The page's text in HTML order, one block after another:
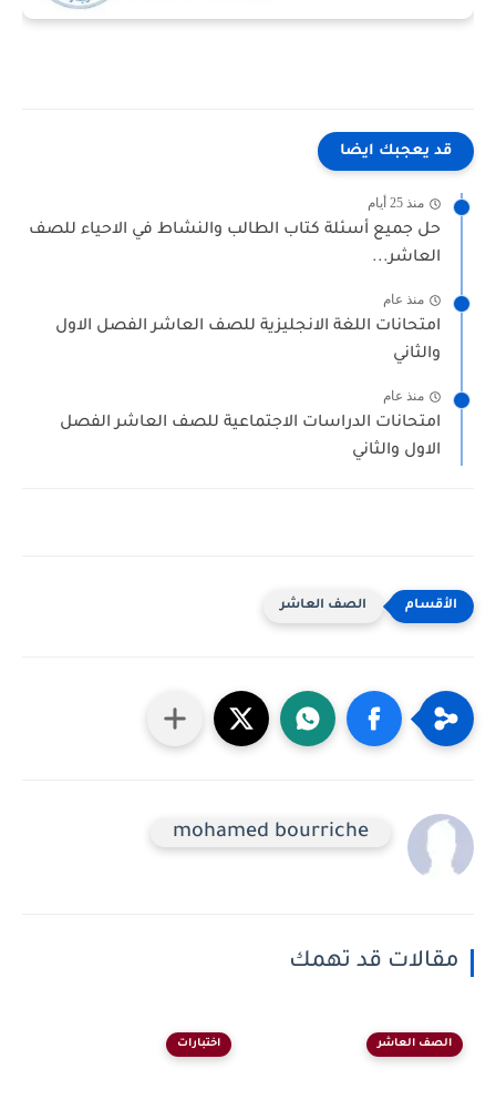
قد يعجبك ايضا
منذ 25 أيام
حل جميع أسئلة كتاب الطالب والنشاط في الاحياء للصف
العاشر...
منذ عام
امتحانات اللغة الانجليزية للصف العاشر الفصل الاول
والثاني
منذ عام
امتحانات الدراسات الاجتماعية للصف العاشر الفصل
الاول والثاني
الصف العاشر
mohamed bourriche
مقالات قد تهمك
الصف العاشر اختبارات